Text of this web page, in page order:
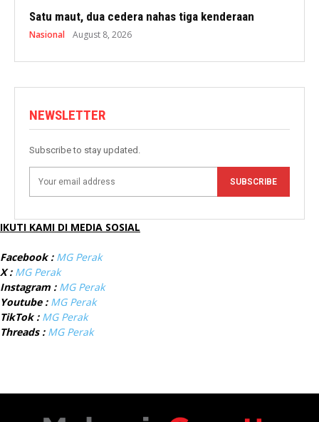
Satu maut, dua cedera nahas tiga kenderaan
Nasional August 8, 2026
NEWSLETTER
Subscribe to stay updated.
SUBSCRIBE
IKUTI KAMI DI MEDIA SOSIAL
Facebook : MG Perak
X : MG Perak
Instagram : MG Perak
Youtube : MG Perak
TikTok : MG Perak
Threads : MG Perak